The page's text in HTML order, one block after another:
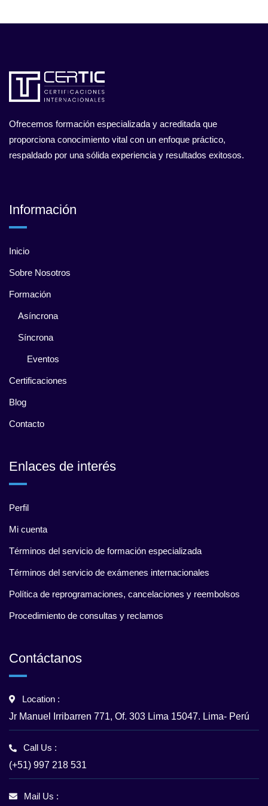
Ofrecemos formación especializada y acreditada que
proporciona conocimiento vital con un enfoque práctico,
respaldado por una sólida experiencia y resultados exitosos.
Información
Inicio
Sobre Nosotros
Formación
Asíncrona
Síncrona
Eventos
Certificaciones
Blog
Contacto
Enlaces de interés
Perfil
Mi cuenta
Términos del servicio de formación especializada
Términos del servicio de exámenes internacionales
Política de reprogramaciones, cancelaciones y reembolsos
Procedimiento de consultas y reclamos
Contáctanos
Location :
Jr Manuel Irribarren 771, Of. 303 Lima 15047. Lima- Perú
Call Us :
(+51) 997 218 531
Mail Us :